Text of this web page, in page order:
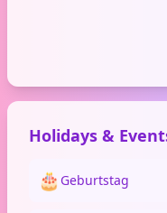
Holidays &
🎂 Geburtstag